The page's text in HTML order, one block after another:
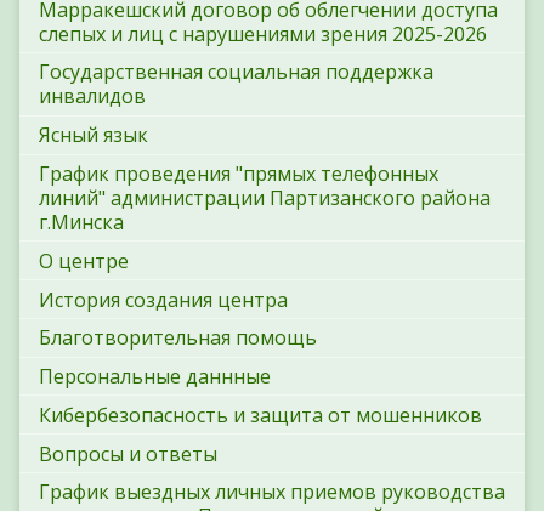
Марракешский договор об облегчении доступа
слепых и лиц с нарушениями зрения 2025-2026
Государственная социальная поддержка
инвалидов
Ясный язык
График проведения "прямых телефонных
линий" администрации Партизанского района
г.Минска
О центре
История создания центра
Благотворительная помощь
Персональные даннные
Кибербезопасность и защита от мошенников
Вопросы и ответы
График выездных личных приемов руководства